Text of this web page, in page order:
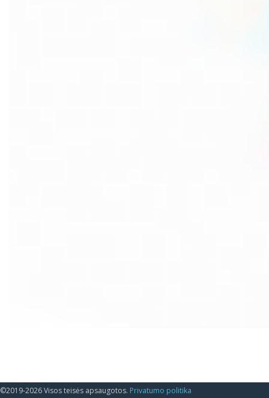
©2019-2026 Visos teisės apsaugotos. Privatumo politika